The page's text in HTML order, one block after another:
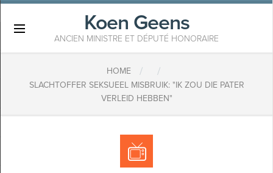
Koen Geens
ANCIEN MINISTRE ET DÉPUTÉ HONORAIRE
HOME / /
SLACHTOFFER SEKSUEEL MISBRUIK: "IK ZOU DIE PATER
VERLEID HEBBEN"